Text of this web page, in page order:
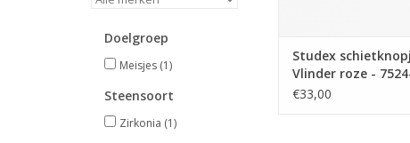
Doelgroep
Meisjes (1)
Steensoort
Zirkonia (1)
Studex
Vlinder roze -
(350)
€33,00